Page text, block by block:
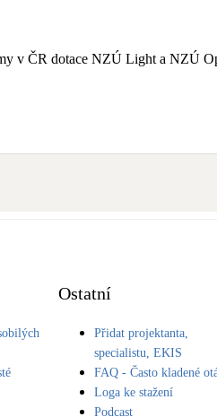
v ČR dotace NZÚ Light a NZÚ
Ostatní
Přidat projektanta,
specialistu, EKIS
FAQ - Často kladené
Loga ke stažení
Podcast